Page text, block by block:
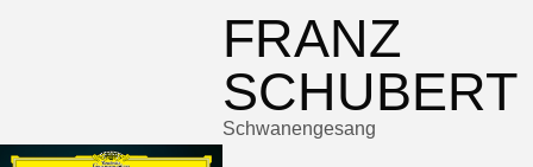
FRANZ
SCHUBERT
Schwanengesang